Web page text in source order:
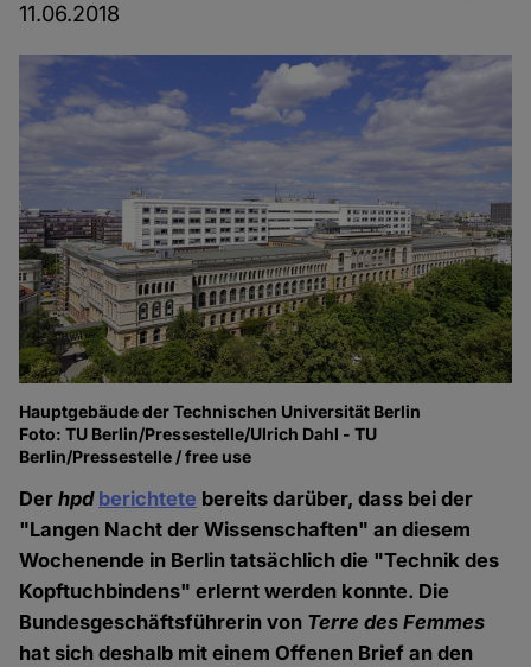
11.06.2018
Hauptgebäude der Technischen Universität Berlin
Foto: TU Berlin/Pressestelle/Ulrich Dahl - TU
Berlin/Pressestelle / free use
Derhpd berichtete bereits darüber, dass bei der
"Langen Nacht der Wissenschaften" an diesem
Wochenende in Berlin tatsächlich die "Technik des
Kopftuchbindens" erlernt werden konnte. Die
Bundesgeschäftsführerin von Terre des Femmes
hat sich deshalb mit einem Offenen Brief an den